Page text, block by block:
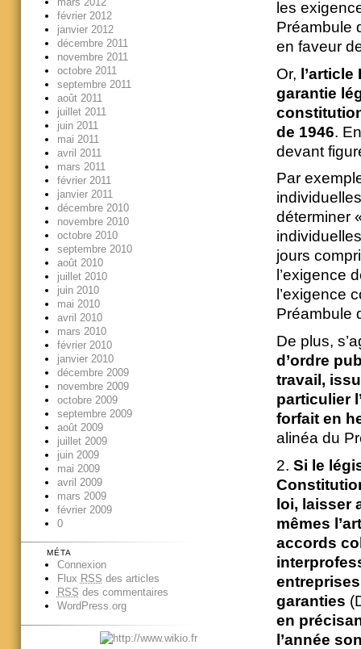
les
Préambule
en faveur
Or,
garantie
de 1946.
devant
Par
déterminer
jours
l’exigence
l’exigence
Préambule
De plus,
d’ordre
travail,
particulier
forfait en
alinéa du
2. Si le
loi, laisser
mêmes
accords
garanties
en
l’année
février 2012
janvier 2012
décembre 2011
novembre 2011
octobre 2011
septembre 2011
août 2011
juillet 2011
juin 2011
mai 2011
avril 2011
mars 2011
février 2011
janvier 2011
décembre 2010
novembre 2010
octobre 2010
septembre 2010
août 2010
juillet 2010
juin 2010
mai 2010
avril 2010
mars 2010
février 2010
janvier 2010
décembre 2009
novembre 2009
octobre 2009
septembre 2009
août 2009
juillet 2009
juin 2009
mai 2009
avril 2009
mars 2009
février 2009
0
MÉTA
Connexion
Flux RSS des articles
RSS des commentaires
WordPress.org